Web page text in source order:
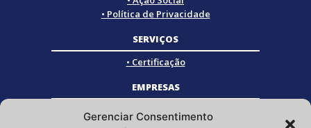
Gerenciar Consentimento
• Política de Privacidade
SERVIÇOS
• Certificação
EMPRESAS
• Empresas Associadas
• Empresas Certificadas